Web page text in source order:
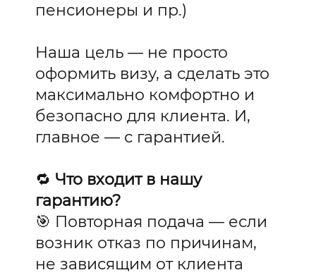
пенсионеры и пр.)
Наша цель — не просто
оформить визу, а сделать это
максимально комфортно и
безопасно для клиента. И,
главное — с гарантией.
🔁 Что входит в нашу
гарантию?
🎯 Повторная подача — если
возник отказ по причинам,
не зависящим от клиента